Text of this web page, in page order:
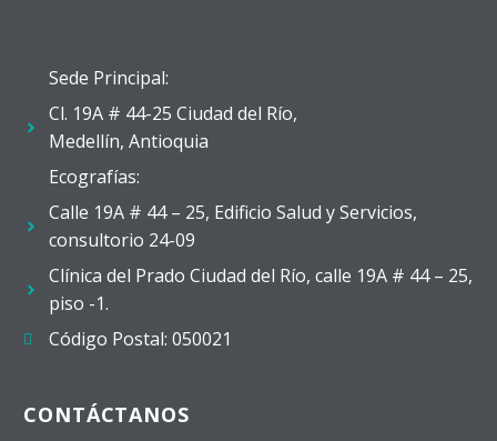
Sede Principal:
Cl. 19A # 44-25 Ciudad del Río,
Medellín, Antioquia
Ecografías:
Calle 19A # 44 – 25, Edificio Salud y Servicios,
consultorio 24-09
Clínica del Prado Ciudad del Río, calle 19A # 44 – 25,
piso -1.
Código Postal: 050021
CONTÁCTANOS